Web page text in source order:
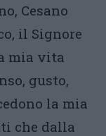
Cesano
il Signore
mia vita
gusto,
la mia
che dalla